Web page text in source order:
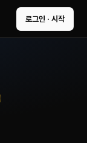
로그인 · 시작